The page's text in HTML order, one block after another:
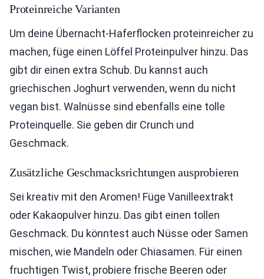
Proteinreiche Varianten
Um deine Übernacht-Haferflocken proteinreicher zu
machen, füge einen Löffel Proteinpulver hinzu. Das
gibt dir einen extra Schub. Du kannst auch
griechischen Joghurt verwenden, wenn du nicht
vegan bist. Walnüsse sind ebenfalls eine tolle
Proteinquelle. Sie geben dir Crunch und
Geschmack.
Zusätzliche Geschmacksrichtungen ausprobieren
Sei kreativ mit den Aromen! Füge Vanilleextrakt
oder Kakaopulver hinzu. Das gibt einen tollen
Geschmack. Du könntest auch Nüsse oder Samen
mischen, wie Mandeln oder Chiasamen. Für einen
fruchtigen Twist, probiere frische Beeren oder